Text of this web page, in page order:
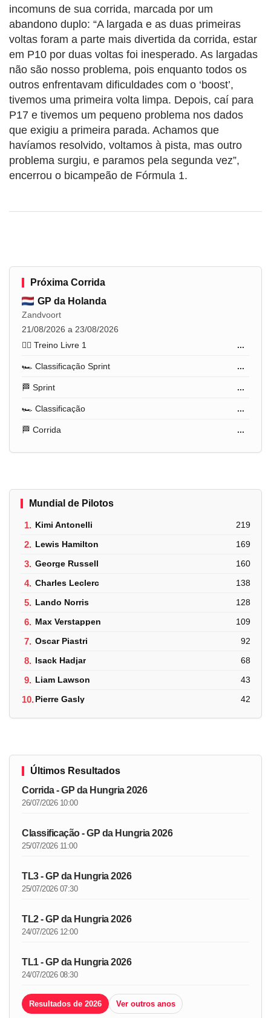
incomuns de sua corrida, marcada por um
abandono duplo: “A largada e as duas primeiras
voltas foram a parte mais divertida da corrida, estar
em P10 por duas voltas foi inesperado. As largadas
não são nosso problema, pois enquanto todos os
outros enfrentavam dificuldades com o ‘boost’,
tivemos uma primeira volta limpa. Depois, caí para
P17 e tivemos um pequeno problema nos dados
que exigiu a primeira parada. Achamos que
havíamos resolvido, voltamos à pista, mas outro
problema surgiu, e paramos pela segunda vez”,
encerrou o bicampeão de Fórmula 1.
Próxima Corrida
GP da Holanda
Zandvoort
21/08/2026 a 23/08/2026
🏋️‍♂️ Treino Livre 1
...
🏎️ Classificação Sprint ...
🏁 Sprint ...
🏎️ Classificação ...
🏁 Corrida ...
Mundial de Pilotos
1. Kimi Antonelli 219
2. Lewis Hamilton 169
3. George Russell 160
4. Charles Leclerc 138
5. Lando Norris 128
6. Max Verstappen 109
7. Oscar Piastri 92
8. Isack Hadjar 68
9. Liam Lawson 43
10.Pierre Gasly 42
Últimos Resultados
Corrida - GP da Hungria 2026
26/07/2026 10:00
Classificação - GP da Hungria 2026
25/07/2026 11:00
TL3 - GP da Hungria 2026
25/07/2026 07:30
TL2 - GP da Hungria 2026
24/07/2026 12:00
TL1 - GP da Hungria 2026
24/07/2026 08:30
Resultados de 2026 Ver outros anos